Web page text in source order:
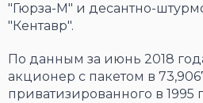
"Гюрза-М" и десантно-
"Кентавр".
По данным за июнь 2018
акционер с пакетом в
приватизированного в 1995